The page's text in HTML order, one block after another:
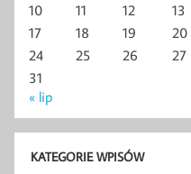
10
11 12 13
17
18 19 20
24
25 26 27
31
« lip
KATEGORIE WPISÓW